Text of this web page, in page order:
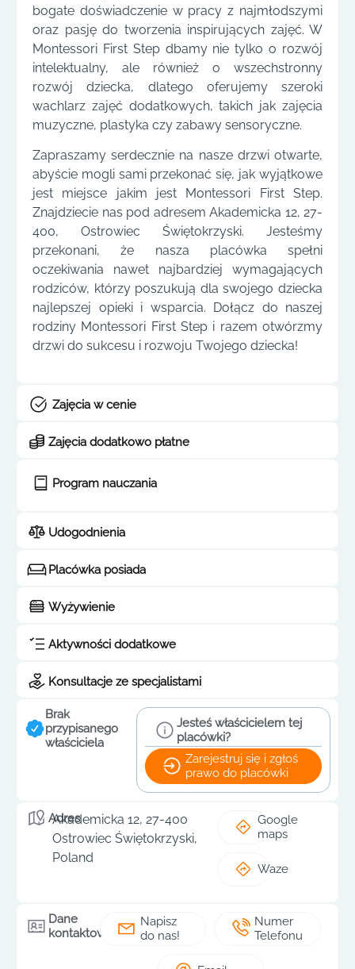
bogate doświadczenie w pracy z najmłodszymi
oraz pasję do tworzenia inspirujących zajęć. W
Montessori First Step dbamy nie tylko o rozwój
intelektualny, ale również o wszechstronny
rozwój dziecka, dlatego oferujemy szeroki
wachlarz zajęć dodatkowych, takich jak zajęcia
muzyczne, plastyka czy zabawy sensoryczne.
Zapraszamy serdecznie na nasze drzwi otwarte,
abyście mogli sami przekonać się, jak wyjątkowe
jest miejsce jakim jest Montessori First Step.
Znajdziecie nas pod adresem Akademicka 12, 27-
400, Ostrowiec Świętokrzyski. Jesteśmy
przekonani, że nasza placówka spełni
oczekiwania nawet najbardziej wymagających
rodziców, którzy poszukują dla swojego dziecka
najlepszej opieki i wsparcia. Dołącz do naszej
rodziny Montessori First Step i razem otwórzmy
drzwi do sukcesu i rozwoju Twojego dziecka!
Zajęcia w cenie
Zajęcia dodatkowo płatne
Program nauczania
Udogodnienia
Placówka posiada
Wyżywienie
Aktywności dodatkowe
Konsultacje ze specjalistami
Brak
przypisanego
właściciela
Jesteś właścicielem tej
placówki?
Zarejestruj się i zgłoś
prawo do placówki
Adres
Akademicka 12, 27-400
Ostrowiec Świętokrzyski,
Poland
Google
maps
Waze
Dane
kontaktowe
Napisz
do nas!
Numer
Telefonu